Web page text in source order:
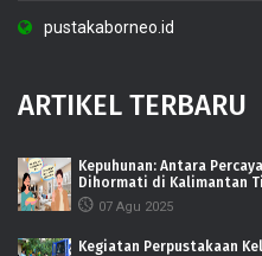
pustakaborneo.id
ARTIKEL TERBARU
Kepuhunan: Antara
Dihormati di Kalimantan
07 Agu 2025
Kegiatan Perpustakaan